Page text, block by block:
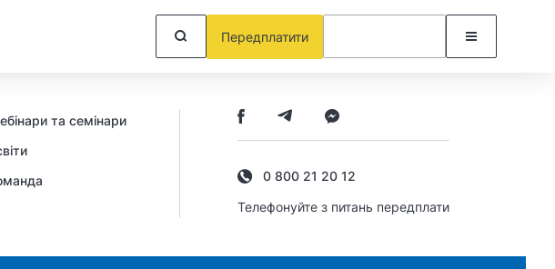
Передплатити
та семінари
0 800 21 20 12
Телефонуйте з питань передплати